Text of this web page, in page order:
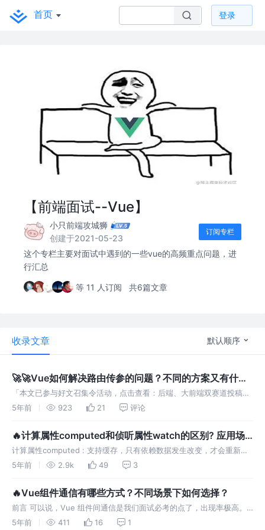
首页 登录
【前端面试--Vue】
小只前端攻城狮
创建于2021-05-23
订阅专栏
这个专栏主要对面试中遇到的一些vue的高频重点问题，进
行汇总
等 11 人订阅 共6篇文章
收录文章 默认顺序
🚀🚀Vue如何解决路由传参的问题？不同的方案又有什么
区别？
「本文已参与好文召集令活动，点击查看：后端、大前端双赛道投稿，
2万元奖池等你挑战！」 前言 vue-router传递参数有两个大类：①编
5年前 923 21 评论
🔥计算属性computed和侦听属性watch的区别? 应用场
景？
计算属性computed : 支持缓存，只有依赖数据发生改变，才会重新进
行计算 不支持异步，当computed内有异步操作时无效，无法监听数据
5年前 2.9k 49 3
🔥Vue组件通信有哪些方式？不同场景下如何选择？
前言 可以说，Vue 组件间通信是我们面试必考的点了，出现率极高。
这题有点类似于开放题，你回答出越多方法当然越加分，表明你对 Vue
5年前 411 16 1